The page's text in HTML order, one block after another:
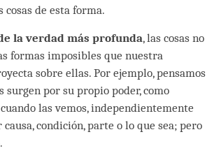
cosas de esta forma.
la verdad más profunda, las cosas no
formas imposibles que nuestra
sobre ellas. Por ejemplo, pensamos
surgen por su propio poder, como
las vemos, independientemente
condición, parte o lo que sea; pero